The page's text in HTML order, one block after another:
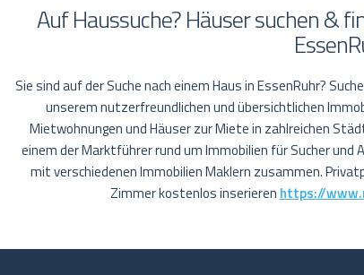
Auf Haussuche? Häuser suchen &
Sie sind auf der Suche nach einem Haus in EssenRuhr?
unserem nutzerfreundlichen und übersichtlichen
Mietwohnungen und Häuser zur Miete in zahlreichen
einem der Marktführer rund um Immobilien für Sucher
mit verschiedenen Immobilien Maklern zusammen.
Zimmer kostenlos inserieren https://